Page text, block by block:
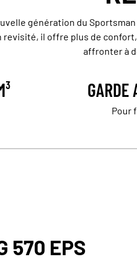
génération du
revisité, il offre plus de
affronter à
GARDE
Pour
570 EPS